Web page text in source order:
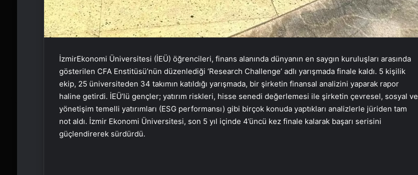
İzmirEkonomi Üniversitesi (İEÜ) öğrencileri, finans alanında dünyanın en saygın kuruluşları arasında
gösterilen CFA Enstitüsü’nün düzenlediği ‘Research Challenge’ adlı yarışmada finale kaldı. 5 kişilik
ekip, 25 üniversiteden 34 takımın katıldığı yarışmada, bir şirketin finansal analizini yaparak rapor
haline getirdi. İEÜ’lü gençler; yatırım riskleri, hisse senedi değerlemesi ile şirketin çevresel, sosyal ve
yönetişim temelli yatırımları (ESG performansı) gibi birçok konuda yaptıkları analizlerle jüriden tam
not aldı. İzmir Ekonomi Üniversitesi, son 5 yıl içinde 4’üncü kez finale kalarak başarı serisini
güçlendirerek sürdürdü.